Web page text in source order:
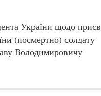
України щодо
(посмертно) солдату
Володимировичу